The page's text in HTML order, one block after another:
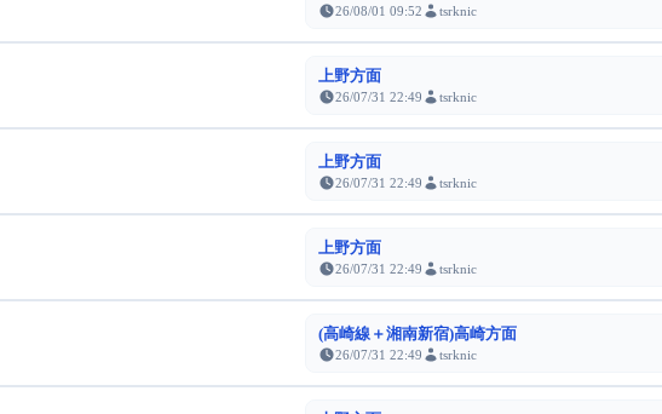
26/08/01 09:52 tsrknic
上野方面
26/07/31 22:49 tsrknic
上野方面
26/07/31 22:49 tsrknic
上野方面
26/07/31 22:49 tsrknic
(高崎線＋湘南新宿)高崎方面
26/07/31 22:49 tsrknic